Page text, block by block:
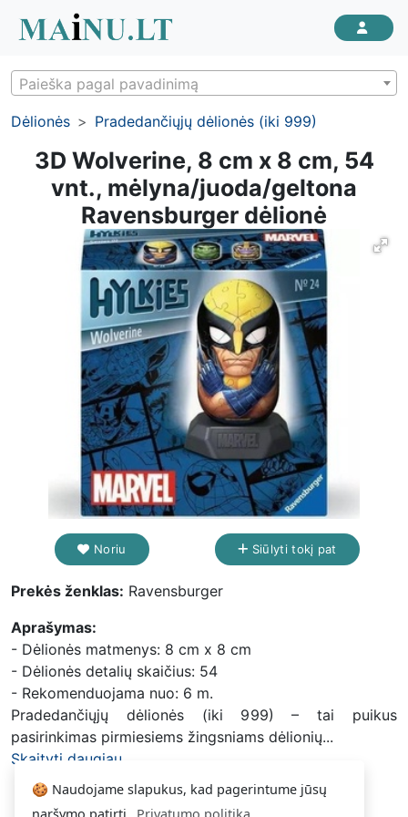
🍪 Naudojame slapukus, kad pagerintume jūsų
naršymo patirtį.
Privatumo politika
Paieška pagal pavadinimą
Dėlionės Pradedančiųjų dėlionės (iki 999)
3D Wolverine, 8 cm x 8 cm, 54
vnt., mėlyna/juoda/geltona
Ravensburger dėlionė
Noriu Siūlyti tokį pat
Prekės ženklas: Ravensburger
Aprašymas:
- Dėlionės matmenys: 8 cm x 8 cm
- Dėlionės detalių skaičius: 54
- Rekomenduojama nuo: 6 m.
Pradedančiųjų dėlionės (iki 999) – tai puikus
pasirinkimas pirmiesiems žingsniams dėlionių...
Skaityti daugiau...